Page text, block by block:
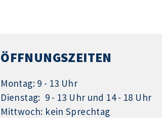
ÖFFNUNGSZEITEN
Montag: 9 - 13 Uhr
Dienstag: 9 - 13 Uhr und 14 - 18 Uhr
Mittwoch: kein Sprechtag